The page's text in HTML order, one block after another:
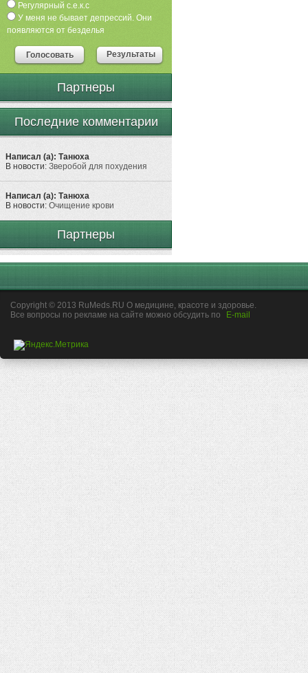
Регулярный с.е.к.с
У меня не бывает депрессий. Они
появляются от безделья
Голосовать Результаты
Партнеры
Последние комментарии
Написал (а): Танюха
В новости: Зверобой для похудения
Написал (а): Танюха
В новости: Очищение крови
Партнеры
Copyright © 2013 RuMeds.RU О медицине, красоте и здоровье.
Все вопросы по рекламе на сайте можно обсудить по
E-mail